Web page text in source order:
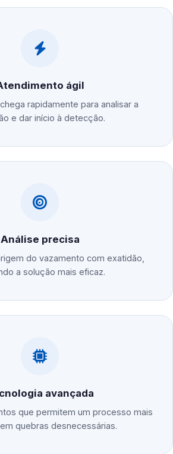
ágil
rapidamente para analisar a
e dar início à detecção.
Análise precisa
do vazamento com exatidão,
a solução mais eficaz.
avançada
que permitem um processo mais
quebras desnecessárias.